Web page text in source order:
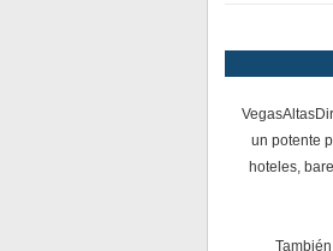
un potente
hoteles,